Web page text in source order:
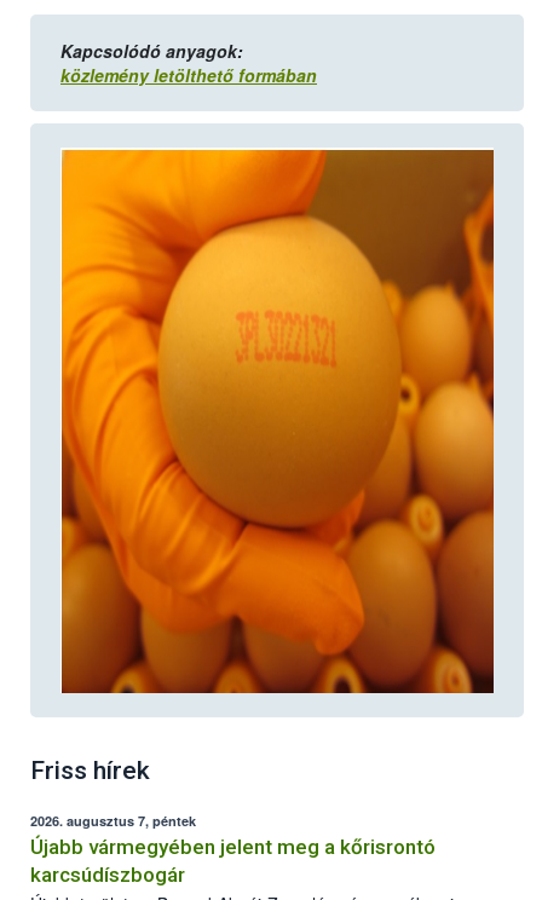
Kapcsolódó anyagok:
közlemény letölthető formában
Friss hírek
2026. augusztus 7, péntek
Újabb vármegyében jelent meg a kőrisrontó
karcsúdíszbogár